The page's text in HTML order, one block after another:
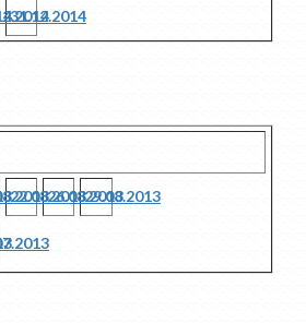
31.12.2014
22.08.201326.08.201329.08.2013